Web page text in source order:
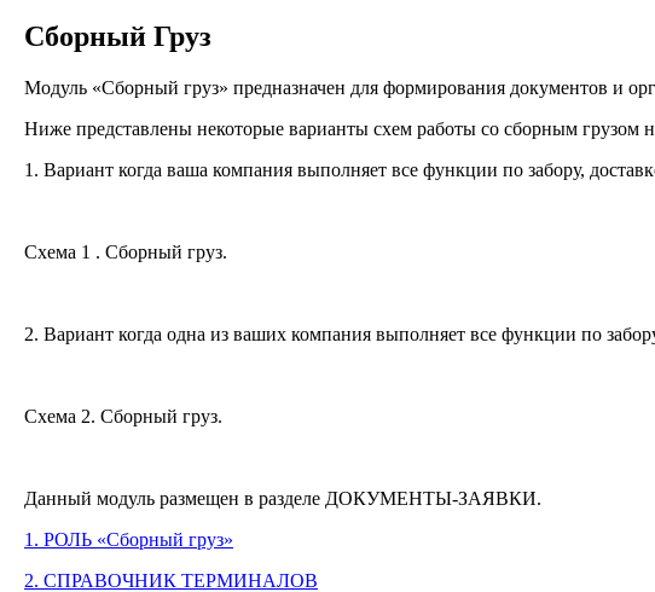
Сборный Груз
Модуль «Сборный груз» предназначен для формирования документов и
Ниже представлены некоторые варианты схем работы со сборным грузом
1. Вариант когда ваша компания выполняет все функции по забору,
Схема 1 . Сборный груз.
2. Вариант когда одна из ваших компания выполняет все функции по
Схема 2. Сборный груз.
Данный модуль размещен в разделе ДОКУМЕНТЫ-ЗАЯВКИ.
1. РОЛЬ «Сборный груз»
2. СПРАВОЧНИК ТЕРМИНАЛОВ